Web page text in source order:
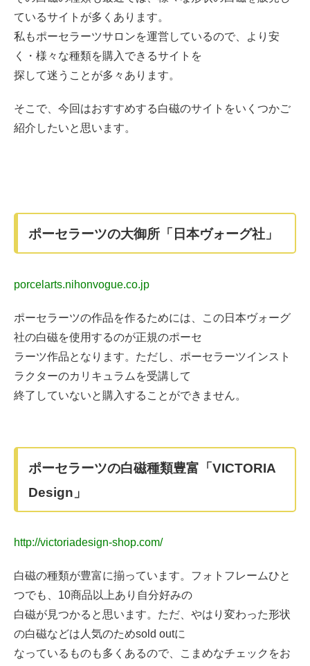
ているサイトが多くあります。
私もポーセラーツサロンを運営しているので、より安
く・様々な種類を購入できるサイトを
探して迷うことが多々あります。
そこで、今回はおすすめする白磁のサイトをいくつかご
紹介したいと思います。
ポーセラーツの大御所「日本ヴォーグ社」
porcelarts.nihonvogue.co.jp
ポーセラーツの作品を作るためには、この日本ヴォーグ
社の白磁を使用するのが正規のポーセ
ラーツ作品となります。ただし、ポーセラーツインスト
ラクターのカリキュラムを受講して
終了していないと購入することができません。
ポーセラーツの白磁種類豊富「VICTORIA
Design」
http://victoriadesign-shop.com/
白磁の種類が豊富に揃っています。フォトフレームひと
つでも、10商品以上あり自分好みの
白磁が見つかると思います。ただ、やはり変わった形状
の白磁などは人気のためsold outに
なっているものも多くあるので、こまめなチェックをお